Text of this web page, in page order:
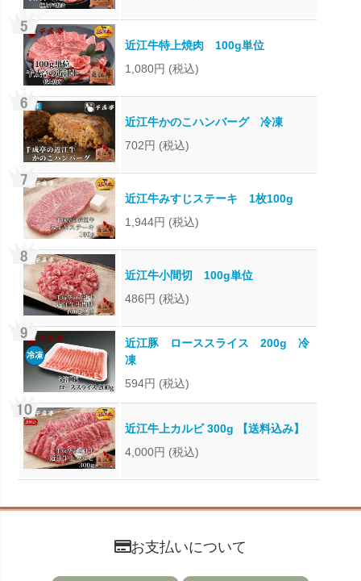
近江牛特上焼肉 100g単位
1,080円 (税込)
近江牛かのこハンバーグ 冷凍
702円 (税込)
近江牛みすじステーキ 1枚100g
1,944円 (税込)
近江牛小間切 100g単位
486円 (税込)
近江豚 ローススライス 200g 冷
凍
594円 (税込)
近江牛上カルビ 300g 【送料込み】
4,000円 (税込)
お支払いについて